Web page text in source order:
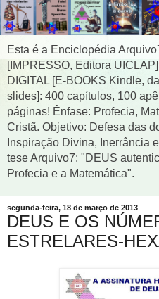
Esta é a Enciclopédia
[IMPRESSO, Editora
DIGITAL [E-BOOKS Kindle,
slides]: 400 capítulos, 100
páginas! Ênfase: Profecia,
Cristã. Objetivo: Defesa das
Inspiração Divina, Inerrância
tese Arquivo7: "DEUS
Profecia e a Matemática".
segunda-feira, 18 de março de 2013
DEUS E OS
ESTRELARES-